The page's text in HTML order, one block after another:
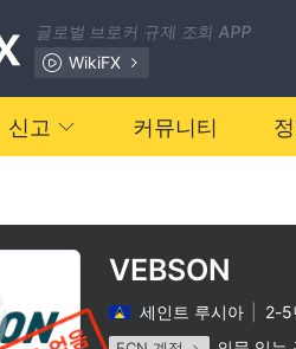
글로벌 브로커 규제 조회 APP
WikiFX
신고 커뮤니티
VEBSON
세인트 루시아 2-5